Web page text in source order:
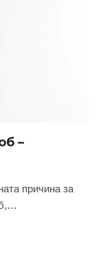
–
причина за